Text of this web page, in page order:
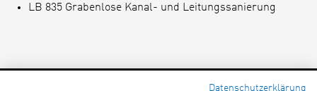
LB 835 Grabenlose Kanal- und Leitungssanierung
Datenschutzerklärung